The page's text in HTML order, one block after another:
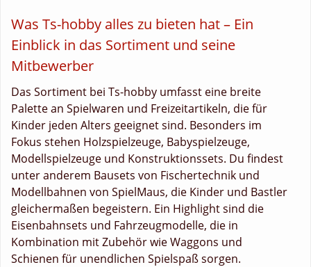
Was Ts-hobby alles zu bieten hat – Ein
Einblick in das Sortiment und seine
Mitbewerber
Das Sortiment bei Ts-hobby umfasst eine breite
Palette an Spielwaren und Freizeitartikeln, die für
Kinder jeden Alters geeignet sind. Besonders im
Fokus stehen Holzspielzeuge, Babyspielzeuge,
Modellspielzeuge und Konstruktionssets. Du findest
unter anderem Bausets von Fischertechnik und
Modellbahnen von SpielMaus, die Kinder und Bastler
gleichermaßen begeistern. Ein Highlight sind die
Eisenbahnsets und Fahrzeugmodelle, die in
Kombination mit Zubehör wie Waggons und
Schienen für unendlichen Spielspaß sorgen.